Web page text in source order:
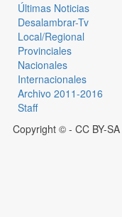
Últimas Noticias
Desalambrar-Tv
Local/Regional
Provinciales
Nacionales
Internacionales
Archivo 2011-2016
Staff
Copyright © - CC BY-SA